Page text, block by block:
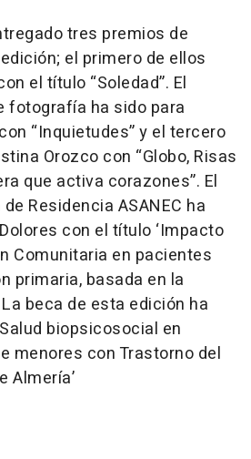
tres premios de
el primero de ellos
el título “Soledad”. El
fotografía ha sido para
“Inquietudes” y el tercero
Orozco con “Globo, Risas
que activa corazones”. El
Residencia ASANEC ha
con el título ‘Impacto
Comunitaria en pacientes
primaria, basada en la
beca de esta edición ha
biopsicosocial en
menores con Trastorno del
Almería’